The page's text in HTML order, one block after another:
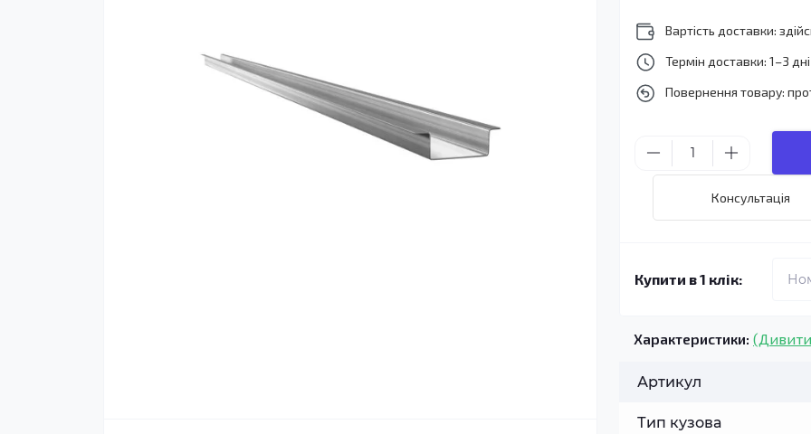
Вартість доставки:
Термін доставки: 1–3 дні
Повернення товару:
Консультація
Купити в 1 клік:
Характеристики:
Артикул
Тип кузова